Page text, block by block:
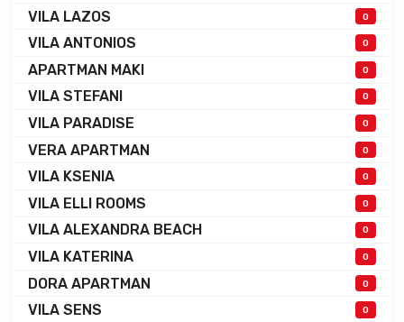
VILA LAZOS 0
VILA ANTONIOS 0
APARTMAN MAKI 0
VILA STEFANI 0
VILA PARADISE 0
VERA APARTMAN 0
VILA KSENIA 0
VILA ELLI ROOMS 0
VILA ALEXANDRA BEACH 0
VILA KATERINA 0
DORA APARTMAN 0
VILA SENS 0